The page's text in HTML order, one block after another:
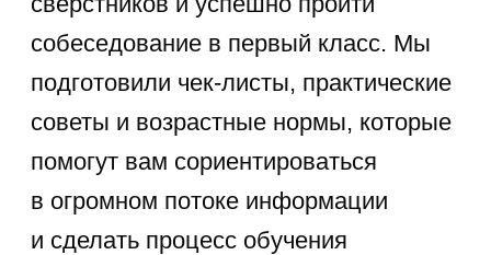
Почему знания
об окружающем мире
важны
для дошкольника
Знания об окружающем мире